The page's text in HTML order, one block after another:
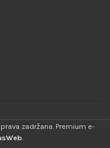
zadržana. Premium e-
.